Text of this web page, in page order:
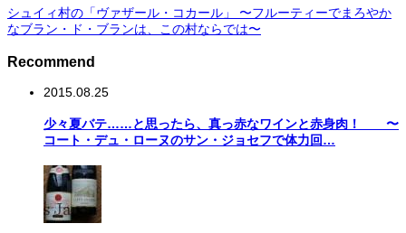
シュイィ村の「ヴァザール・コカール」 〜フルーティーでまろやか
なブラン・ド・ブランは、この村ならでは〜
Recommend
2015.08.25
少々夏バテ……と思ったら、真っ赤なワインと赤身肉！ 〜
コート・デュ・ローヌのサン・ジョセフで体力回…